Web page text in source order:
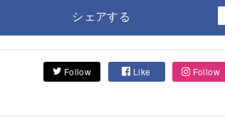
シェアする
Follow Like Follow